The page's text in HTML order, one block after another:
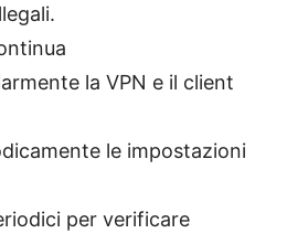
la VPN e il client
le impostazioni
per verificare